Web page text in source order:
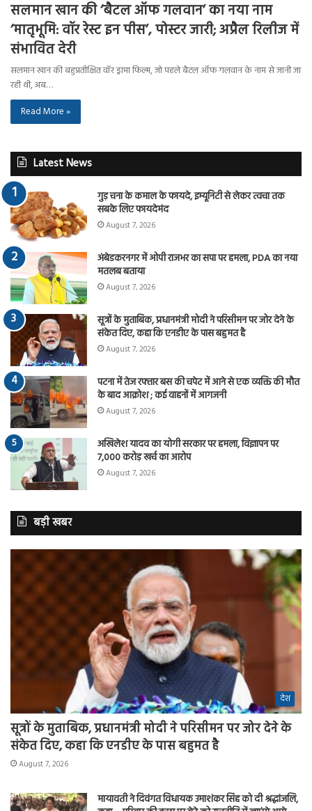
सलमान खान की ‘बैटल ऑफ गलवान’ का नया नाम
‘मातृभूमि: वॉर रेस्ट इन पीस’, पोस्टर जारी; अप्रैल रिलीज में
संभावित देरी
सलमान खान की बहुप्रतीक्षित वॉर ड्रामा फिल्म, जो पहले बैटल ऑफ गलवान के नाम से जानी जा
रही थी, अब…
Read More »
Latest News
गुड़ चना के कमाल के फायदे, इम्यूनिटी से लेकर त्वचा तक
सबके लिए फायदेमंद
August 7, 2026
अंबेडकरनगर में ओपी राजभर का सपा पर हमला, PDA का नया
मतलब बताया
August 7, 2026
सूत्रों के मुताबिक, प्रधानमंत्री मोदी ने परिसीमन पर जोर देने के
संकेत दिए, कहा कि एनडीए के पास बहुमत है
August 7, 2026
पटना में तेज रफ्तार बस की चपेट में आने से एक व्यक्ति की मौत
के बाद आक्रोश ; कई वाहनों में आगजनी
August 7, 2026
अखिलेश यादव का योगी सरकार पर हमला, विज्ञापन पर
7,000 करोड़ खर्च का आरोप
August 7, 2026
बड़ी खबर
देश
सूत्रों के मुताबिक, प्रधानमंत्री मोदी ने परिसीमन पर जोर देने के
संकेत दिए, कहा कि एनडीए के पास बहुमत है
August 7, 2026
मायावती ने दिवंगत विधायक उमाशंकर सिंह को दी श्रद्धांजलि,